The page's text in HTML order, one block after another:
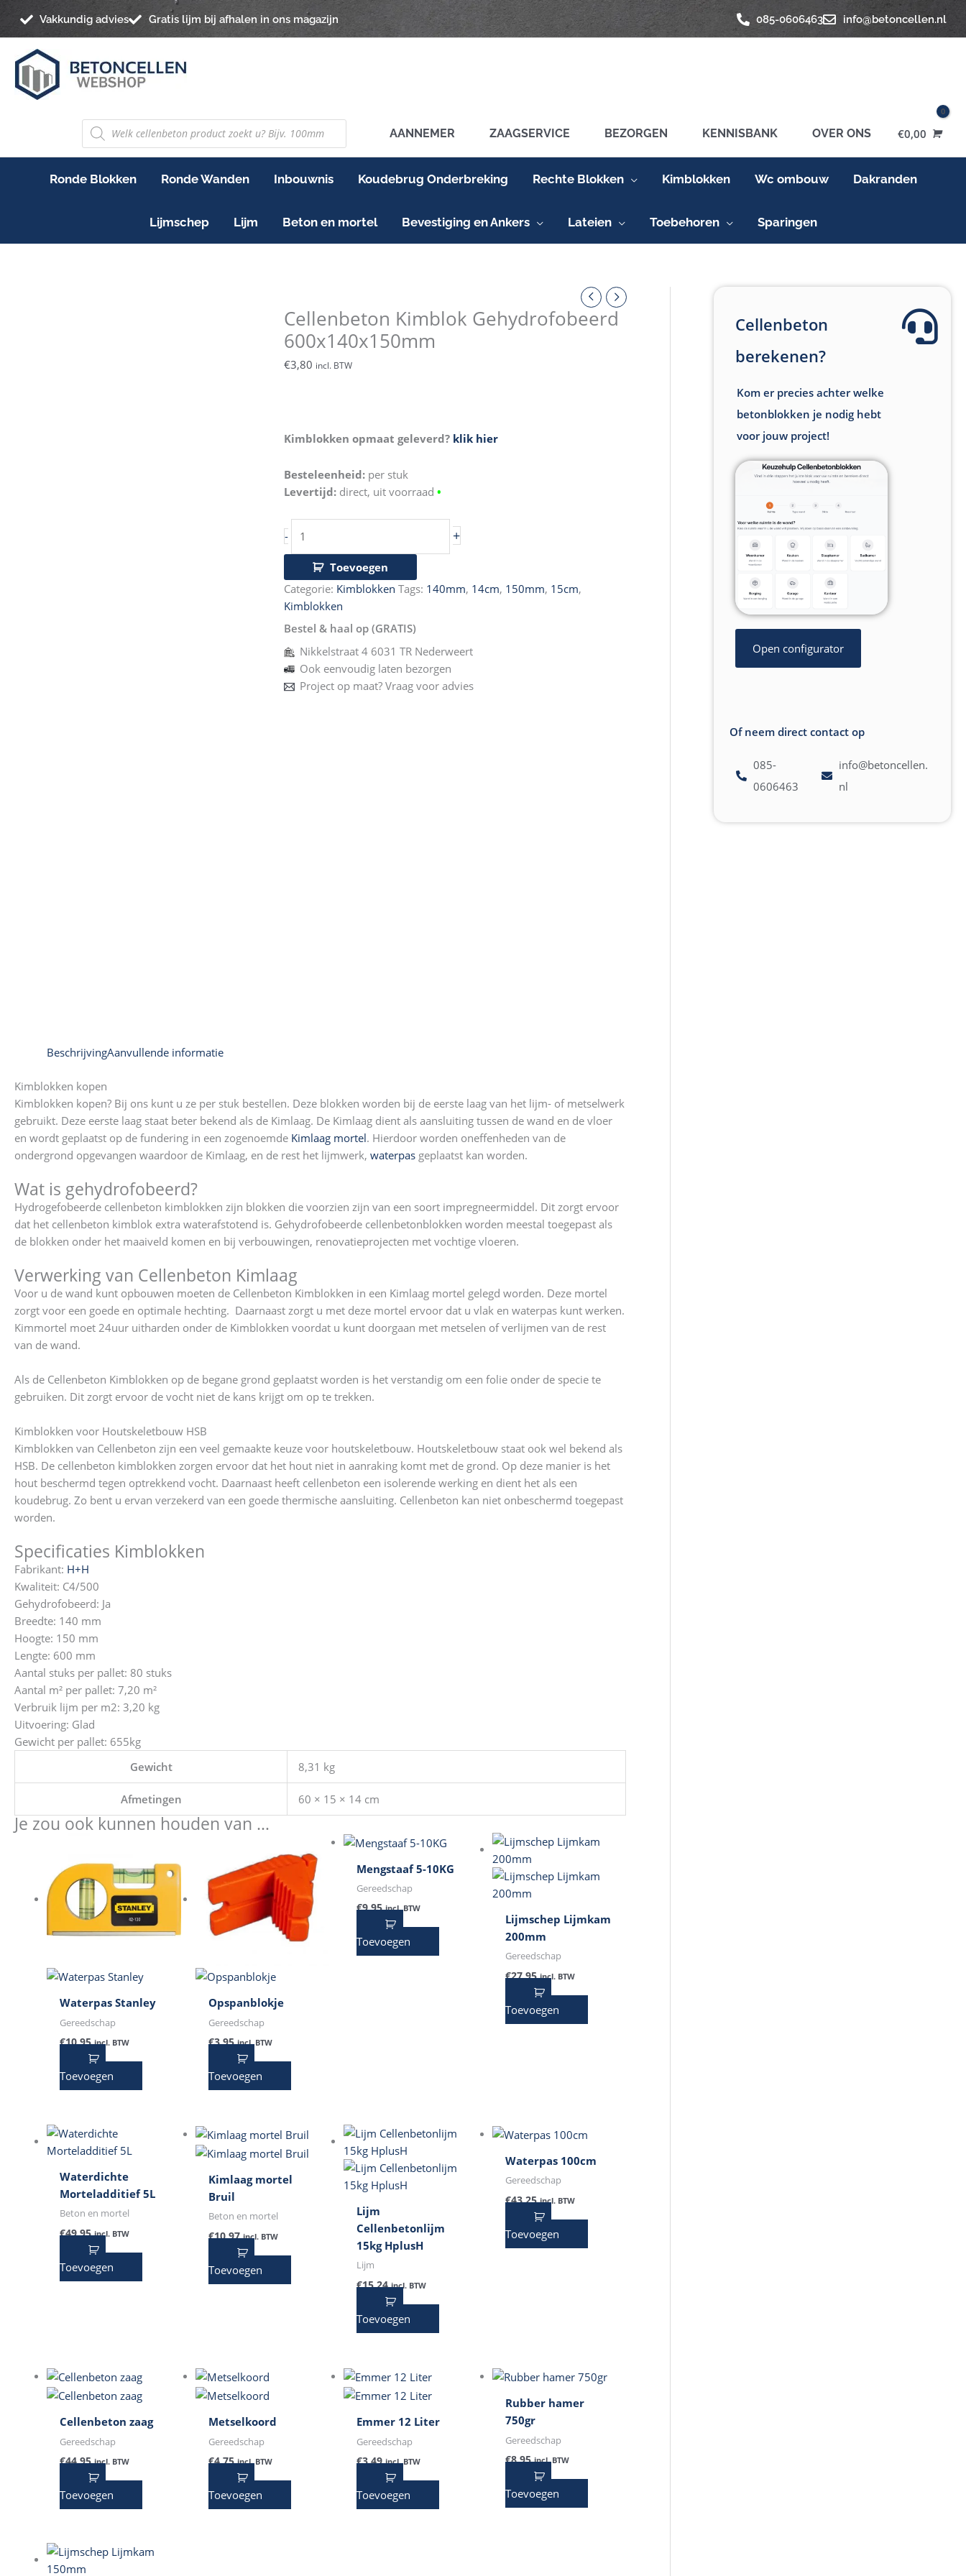
naar
de
inhoud
Vakkundig advies Gratis lijm bij afhalen in ons magazijn 085-0606463 info@betoncellen.nl
PRODUCTEN
ZOEKEN
AANNEMER ZAAGSERVICE BEZORGEN KENNISBANK OVER ONS €0,00
Ronde Blokken Ronde Wanden Inbouwnis Koudebrug Onderbreking Rechte Blokken Kimblokken Wc ombouw Dakranden
Lijmschep Lijm Beton en mortel Bevestiging en Ankers Lateien Toebehoren Sparingen
Cellenbeton Kimblok Gehydrofobeerd
600x140x150mm
€3,80 incl. BTW
Kimblokken opmaat geleverd? klik hier
Besteleenheid:per stuk
Levertijd:direct, uit voorraad •
-
Kimblok
Gehydrofobeerd
600x140x150mm
aantal
+
Toevoegen
Categorie: Kimblokken Tags: 140mm, 14cm, 150mm, 15cm,
Kimblokken
Bestel & haal op (GRATIS)
Nikkelstraat 4 6031 TR Nederweert
Ook eenvoudig laten bezorgen
Project op maat? Vraag voor advies
BeschrijvingAanvullende informatie
Kimblokken kopen
Kimblokken kopen? Bij ons kunt u ze per stuk bestellen. Deze blokken worden bij de eerste laag van het lijm- of metselwerk
gebruikt. Deze eerste laag staat beter bekend als de Kimlaag. De Kimlaag dient als aansluiting tussen de wand en de vloer
en wordt geplaatst op de fundering in een zogenoemde Kimlaag mortel. Hierdoor worden oneffenheden van de
ondergrond opgevangen waardoor de Kimlaag, en de rest het lijmwerk, waterpas geplaatst kan worden.
Wat is gehydrofobeerd?
Hydrogefobeerde cellenbeton kimblokken zijn blokken die voorzien zijn van een soort impregneermiddel. Dit zorgt ervoor
dat het cellenbeton kimblok extra waterafstotend is. Gehydrofobeerde cellenbetonblokken worden meestal toegepast als
de blokken onder het maaiveld komen en bij verbouwingen, renovatieprojecten met vochtige vloeren.
Verwerking van Cellenbeton Kimlaag
Voor u de wand kunt opbouwen moeten de Cellenbeton Kimblokken in een Kimlaag mortel gelegd worden. Deze mortel
zorgt voor een goede en optimale hechting. Daarnaast zorgt u met deze mortel ervoor dat u vlak en waterpas kunt werken.
Kimmortel moet 24uur uitharden onder de Kimblokken voordat u kunt doorgaan met metselen of verlijmen van de rest
van de wand.
Als de Cellenbeton Kimblokken op de begane grond geplaatst worden is het verstandig om een folie onder de specie te
gebruiken. Dit zorgt ervoor de vocht niet de kans krijgt om op te trekken.
Kimblokken voor Houtskeletbouw HSB
Kimblokken van Cellenbeton zijn een veel gemaakte keuze voor houtskeletbouw. Houtskeletbouw staat ook wel bekend als
HSB. De cellenbeton kimblokken zorgen ervoor dat het hout niet in aanraking komt met de grond. Op deze manier is het
hout beschermd tegen optrekkend vocht. Daarnaast heeft cellenbeton een isolerende werking en dient het als een
koudebrug. Zo bent u ervan verzekerd van een goede thermische aansluiting. Cellenbeton kan niet onbeschermd toegepast
worden.
Specificaties Kimblokken
Fabrikant: H+H
Kwaliteit: C4/500
Gehydrofobeerd: Ja
Breedte: 140 mm
Hoogte: 150 mm
Lengte: 600 mm
Aantal stuks per pallet: 80 stuks
Aantal m² per pallet: 7,20 m²
Verbruik lijm per m2: 3,20 kg
Uitvoering: Glad
Gewicht per pallet: 655kg
Gewicht
8,31 kg
Afmetingen 60 × 15 × 14 cm
Je zou ook kunnen houden van …
Waterpas Stanley
Gereedschap
€10,95 incl. BTW
Toevoegen
Opspanblokje
Gereedschap
€3,95 incl. BTW
Toevoegen
Mengstaaf 5-10KG
Gereedschap
€9,95 incl. BTW
Toevoegen
Lijmschep Lijmkam
200mm
Gereedschap
€27,95 incl. BTW
Toevoegen
Waterdichte
Morteladditief 5L
Beton en mortel
€49,95 incl. BTW
Toevoegen
Kimlaag mortel
Bruil
Beton en mortel
€10,97 incl. BTW
Toevoegen
Lijm
Cellenbetonlijm
15kg HplusH
Lijm
€15,24 incl. BTW
Toevoegen
Waterpas 100cm
Gereedschap
€43,25 incl. BTW
Toevoegen
Cellenbeton zaag
Gereedschap
€44,95 incl. BTW
Toevoegen
Metselkoord
Gereedschap
€4,75 incl. BTW
Toevoegen
Emmer 12 Liter
Gereedschap
€3,49 incl. BTW
Toevoegen
Rubber hamer
750gr
Gereedschap
€8,95 incl. BTW
Toevoegen
Cellenbeton
berekenen?
Kom er precies achter welke
betonblokken je nodig hebt
voor jouw project!
Open configurator
Of neem direct contact op
085-
0606463
info@betoncellen.
nl